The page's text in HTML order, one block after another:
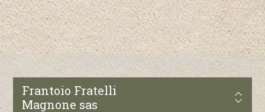
Frantoio Fratelli
Magnone sas